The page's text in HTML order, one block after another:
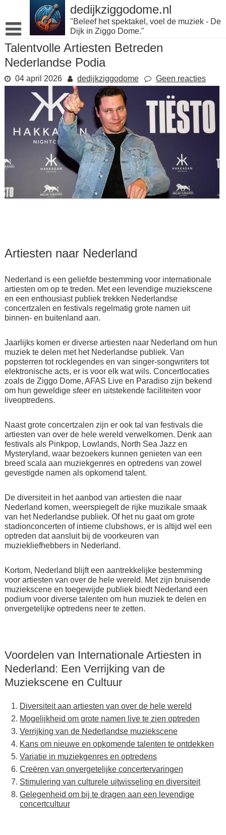
inhoud
gaan
dedijkziggodome.nl
"Beleef het spektakel, voel de muziek - De
Dijk in Ziggo Dome."
Talentvolle Artiesten Betreden
Nederlandse Podia
04 april 2026 dedijkziggodome Geen reacties
Artiesten naar Nederland
Nederland is een geliefde bestemming voor internationale
artiesten om op te treden. Met een levendige muziekscene
en een enthousiast publiek trekken Nederlandse
concertzalen en festivals regelmatig grote namen uit
binnen- en buitenland aan.
Jaarlijks komen er diverse artiesten naar Nederland om hun
muziek te delen met het Nederlandse publiek. Van
popsterren tot rocklegendes en van singer-songwriters tot
elektronische acts, er is voor elk wat wils. Concertlocaties
zoals de Ziggo Dome, AFAS Live en Paradiso zijn bekend
om hun geweldige sfeer en uitstekende faciliteiten voor
liveoptredens.
Naast grote concertzalen zijn er ook tal van festivals die
artiesten van over de hele wereld verwelkomen. Denk aan
festivals als Pinkpop, Lowlands, North Sea Jazz en
Mysteryland, waar bezoekers kunnen genieten van een
breed scala aan muziekgenres en optredens van zowel
gevestigde namen als opkomend talent.
De diversiteit in het aanbod van artiesten die naar
Nederland komen, weerspiegelt de rijke muzikale smaak
van het Nederlandse publiek. Of het nu gaat om grote
stadionconcerten of intieme clubshows, er is altijd wel een
optreden dat aansluit bij de voorkeuren van
muziekliefhebbers in Nederland.
Kortom, Nederland blijft een aantrekkelijke bestemming
voor artiesten van over de hele wereld. Met zijn bruisende
muziekscene en toegewijde publiek biedt Nederland een
podium voor diverse talenten om hun muziek te delen en
onvergetelijke optredens neer te zetten.
Voordelen van Internationale Artiesten in
Nederland: Een Verrijking van de
Muziekscene en Cultuur
Diversiteit aan artiesten van over de hele wereld
Mogelijkheid om grote namen live te zien optreden
Verrijking van de Nederlandse muziekscene
Kans om nieuwe en opkomende talenten te ontdekken
Variatie in muziekgenres en optredens
Creëren van onvergetelijke concertervaringen
Stimulering van culturele uitwisseling en diversiteit
Gelegenheid om bij te dragen aan een levendige
concertcultuur